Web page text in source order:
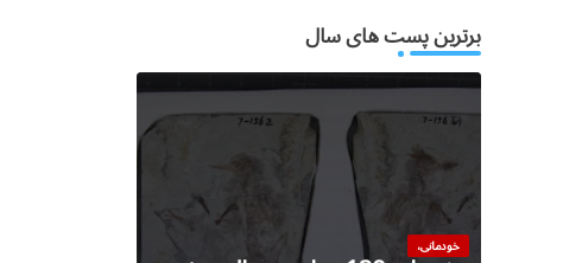
برترین پست های سال
خودمانی،